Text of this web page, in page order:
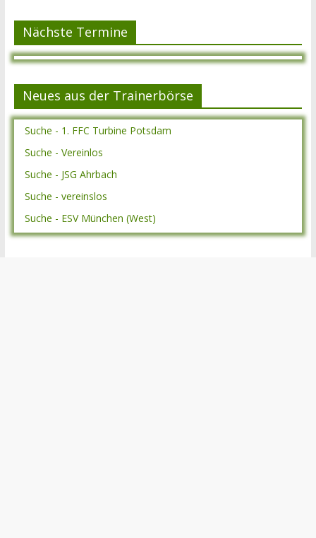
Nächste Termine
Neues aus der Trainerbörse
Suche - 1. FFC Turbine Potsdam
Suche - Vereinlos
Suche - JSG Ahrbach
Suche - vereinslos
Suche - ESV München (West)